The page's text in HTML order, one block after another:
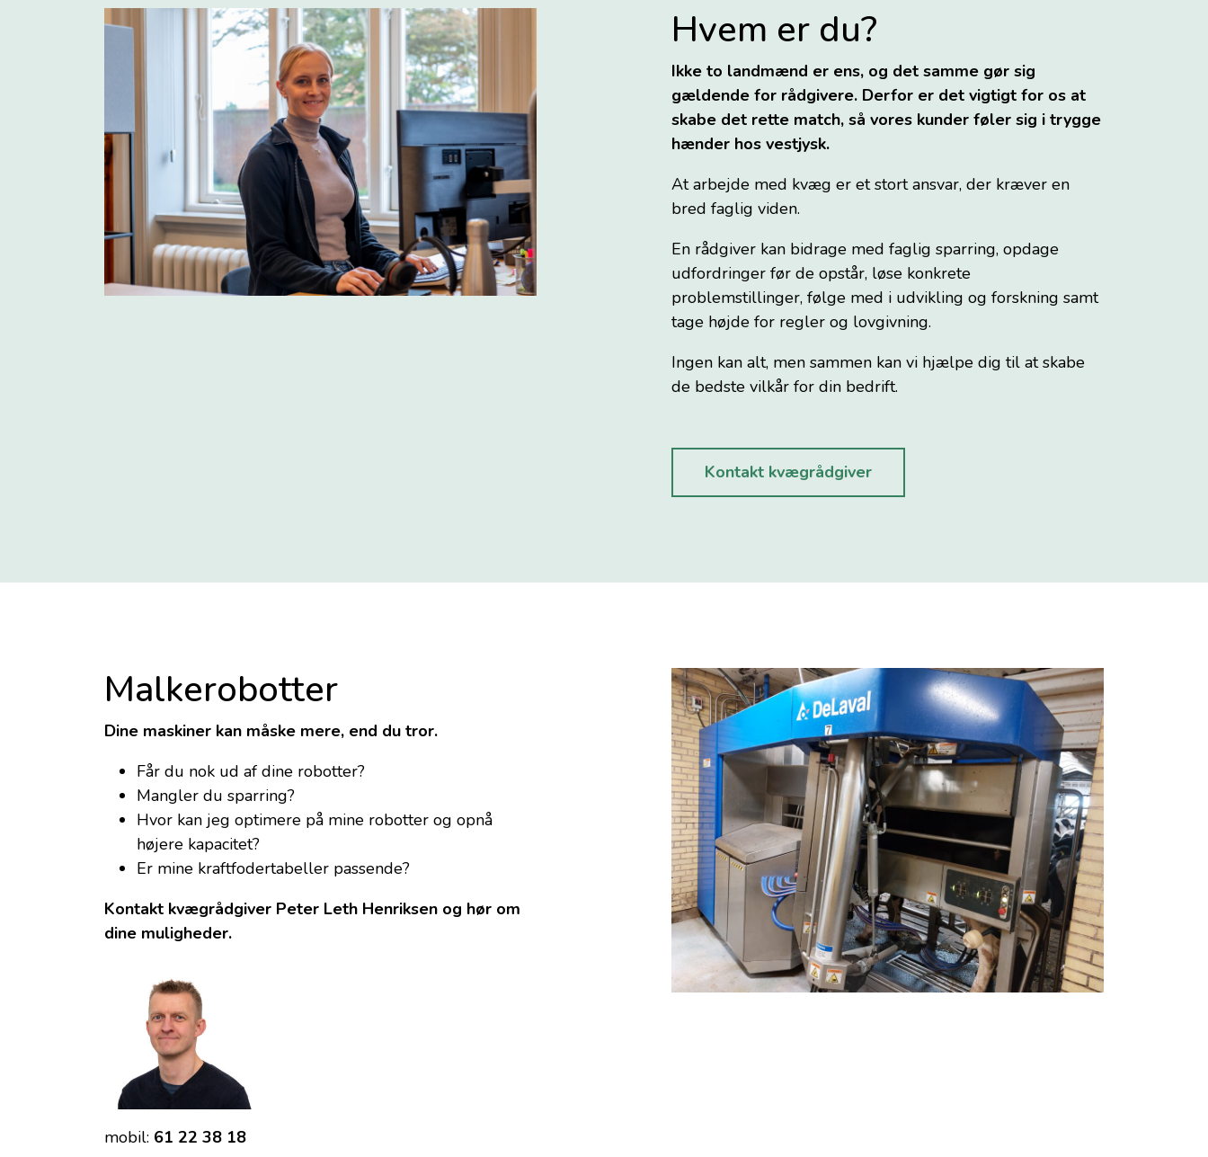
Hvem er du?
Ikke to landmænd er ens, og det samme gør sig
gældende for rådgivere. Derfor er det vigtigt for os at
skabe det rette match, så vores kunder føler sig i trygge
hænder hos vestjysk.
At arbejde med kvæg er et stort ansvar, der kræver en
bred faglig viden.
En rådgiver kan bidrage med faglig sparring, opdage
udfordringer før de opstår, løse konkrete
problemstillinger, følge med i udvikling og forskning samt
tage højde for regler og lovgivning.
Ingen kan alt, men sammen kan vi hjælpe dig til at skabe
de bedste vilkår for din bedrift.
Kontakt kvægrådgiver
Malkerobotter
Dine maskiner kan måske mere, end du tror.
Får du nok ud af dine robotter?
Mangler du sparring?
Hvor kan jeg optimere på mine robotter og opnå
højere kapacitet?
Er mine kraftfodertabeller passende?
Kontakt kvægrådgiver Peter Leth Henriksen og hør om
dine muligheder.
mobil: 61 22 38 18